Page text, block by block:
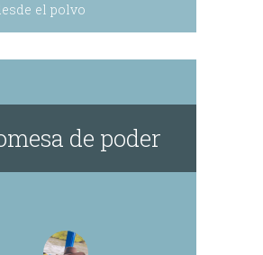
el polvo
de poder